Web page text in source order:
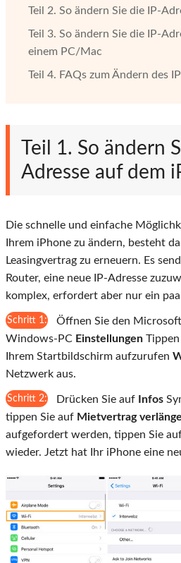
Teil 2. So ändern Sie die IP-
Teil 3. So ändern Sie die IP-
einem PC/Mac
Teil 4. FAQs zum Ändern des
Teil 1. So ändern
Adresse auf dem
Die schnelle und einfache
Ihrem iPhone zu ändern, besteht
Leasingvertrag zu erneuern. Es
Router, eine neue IP-Adresse
komplex, erfordert aber nur ein
Schritt 1:
Öffnen Sie den
Windows-PC Einstellungen
Ihrem Startbildschirm aufzurufen
Netzwerk aus.
Schritt 2: Drücken Sie auf Infos
tippen Sie auf Mietvertrag
aufgefordert werden, tippen Sie
wieder. Jetzt hat Ihr iPhone eine